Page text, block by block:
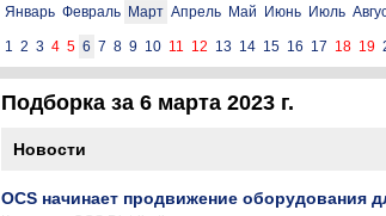
Январь Февраль Март Апрель Май Июнь Июль
1 2 3 4 5 6 7 8 9 10 11 12 13 14 15 16 17 18 19
Подборка за 6 марта 2023 г.
Новости
OCS начинает продвижение оборудования